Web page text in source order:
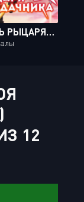
ДОБЛЕСТЬ РЫЦАРЯ-НЕУДАЧНИКА / RAKUDAI KISHI NO CAVALRY [12 ИЗ 12]
12